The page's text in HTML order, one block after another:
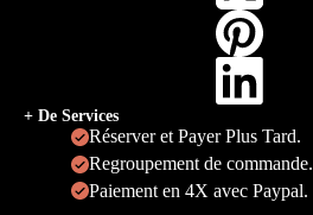
+ De Services
Réserver et Payer Plus Tard.
Regroupement de commande.
Paiement en 4X avec Paypal.